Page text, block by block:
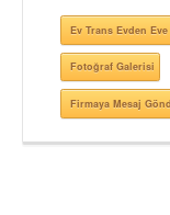
Ev Trans Evden
Fotoğraf Galerisi
Firmaya Mesaj